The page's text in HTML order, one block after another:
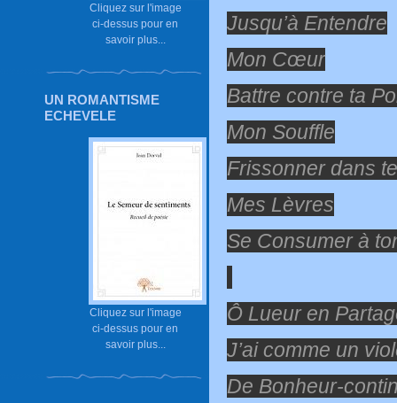
Cliquez sur l'image
ci-dessus pour en
savoir plus...
UN ROMANTISME
ECHEVELE
Cliquez sur l'image
ci-dessus pour en
savoir plus...
Jusqu’à Entendre
Mon Cœur
Battre contre ta
Mon Souffle
Frissonner dans
Mes Lèvres
Se Consumer à
Ô Lueur en
J’ai comme un
De Bonheur-